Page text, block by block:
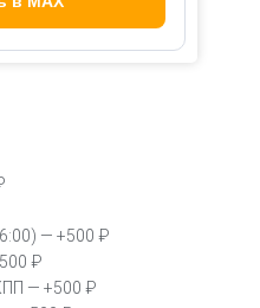
— +500 ₽
₽
— +500 ₽